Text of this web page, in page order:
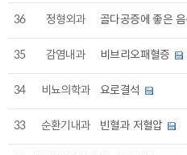
36 정형외과 골다공증에 좋은 음
35 감염내과 비브리오패혈증
34 비뇨의학과 요로결석
33 순환기내과 빈혈과 저혈압